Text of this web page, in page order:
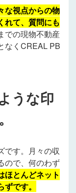
な視点からの物
れて、質問にも
での現物不動産
なくCREAL PB
うな印
です。月々の収
ので、何のわず
ほとんどネット
です。